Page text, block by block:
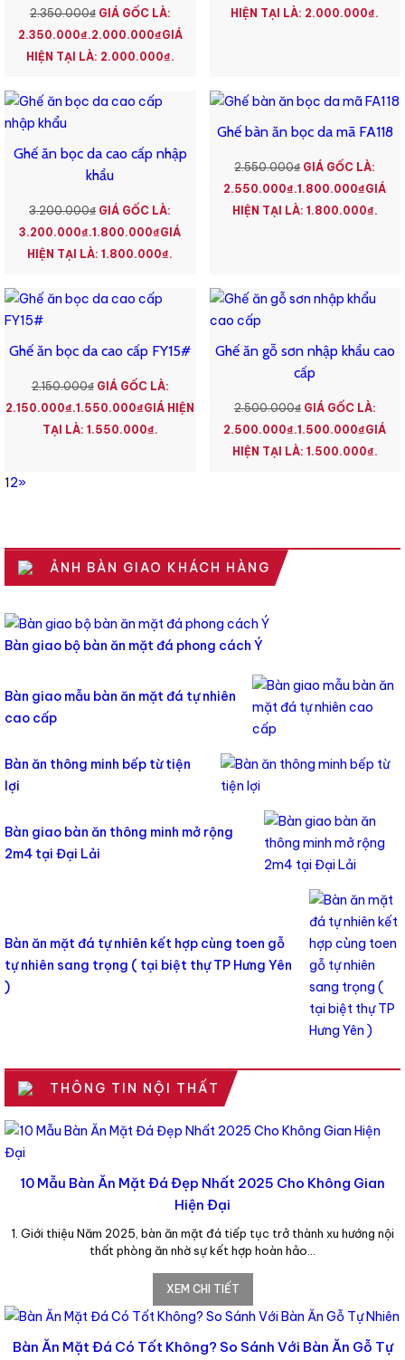
2.350.000₫ GIÁ GỐC LÀ:
2.350.000₫.2.000.000₫GIÁ
HIỆN TẠI LÀ: 2.000.000₫.
HIỆN TẠI LÀ: 2.000.000₫.
Ghế ăn bọc da cao cấp nhập
khẩu
3.200.000₫ GIÁ GỐC LÀ:
3.200.000₫.1.800.000₫GIÁ
HIỆN TẠI LÀ: 1.800.000₫.
Ghế bàn ăn bọc da mã FA118
2.550.000₫ GIÁ GỐC LÀ:
2.550.000₫.1.800.000₫GIÁ
HIỆN TẠI LÀ: 1.800.000₫.
Ghế ăn bọc da cao cấp FY15#
2.150.000₫ GIÁ GỐC LÀ:
2.150.000₫.1.550.000₫GIÁ HIỆN
TẠI LÀ: 1.550.000₫.
Ghế ăn gỗ sơn nhập khẩu cao
cấp
2.500.000₫ GIÁ GỐC LÀ:
2.500.000₫.1.500.000₫GIÁ
HIỆN TẠI LÀ: 1.500.000₫.
12»
ẢNH BÀN GIAO KHÁCH HÀNG
Bàn giao bộ bàn ăn mặt đá phong cách Ý
Bàn giao mẫu bàn ăn mặt đá tự nhiên
cao cấp
Bàn ăn thông minh bếp từ tiện
lợi
Bàn giao bàn ăn thông minh mở rộng
2m4 tại Đại Lải
Bàn ăn mặt đá tự nhiên kết hợp cùng toen gỗ
tự nhiên sang trọng ( tại biệt thự TP Hưng Yên
)
THÔNG TIN NỘI THẤT
10 Mẫu Bàn Ăn Mặt Đá Đẹp Nhất 2025 Cho Không Gian
Hiện Đại
1. Giới thiệu Năm 2025, bàn ăn mặt đá tiếp tục trở thành xu hướng nội
thất phòng ăn nhờ sự kết hợp hoàn hảo…
XEM CHI TIẾT
Bàn Ăn Mặt Đá Có Tốt Không? So Sánh Với Bàn Ăn Gỗ Tự